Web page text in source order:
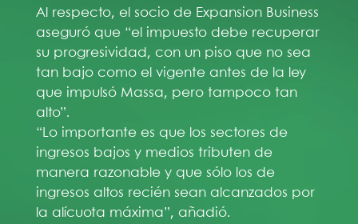
Al respecto, el socio de Expansion Business
aseguró que “el impuesto debe recuperar
su progresividad, con un piso que no sea
tan bajo como el vigente antes de la ley
que impulsó Massa, pero tampoco tan
alto”.
“Lo importante es que los sectores de
ingresos bajos y medios tributen de
manera razonable y que sólo los de
ingresos altos recién sean alcanzados por
la alícuota máxima”, añadió.